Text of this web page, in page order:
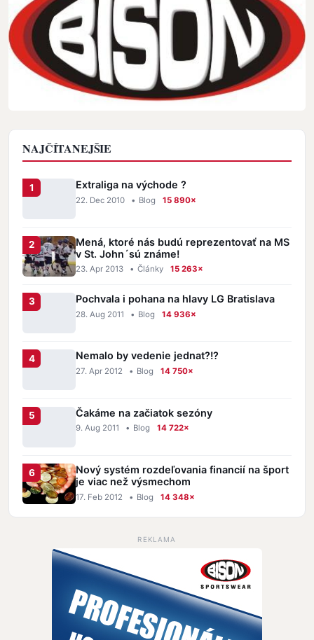
NAJČÍTANEJŠIE
Extraliga na východe ?
22. Dec 2010 • Blog 15 890×
Mená, ktoré nás budú reprezentovať na MS
v St. John´sú známe!
23. Apr 2013 • Články 15 263×
Pochvala i pohana na hlavy LG Bratislava
28. Aug 2011 • Blog 14 936×
Nemalo by vedenie jednat?!?
27. Apr 2012 • Blog 14 750×
Čakáme na začiatok sezóny
9. Aug 2011 • Blog 14 722×
Nový systém rozdeľovania financií na šport
je viac než výsmechom
17. Feb 2012 • Blog 14 348×
REKLAMA